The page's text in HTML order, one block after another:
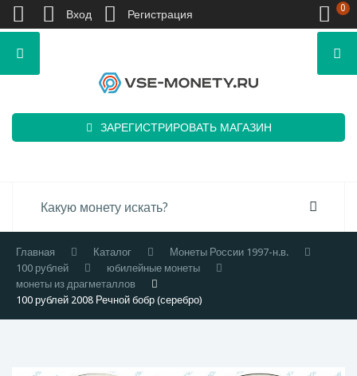
ЗАРЕГИСТРИРОВАТЬ МАГАЗИН
Главная Каталог
Монеты России 1997-н.в.
100 рублей
юбилейные монеты
монеты из драгметаллов
100 рублей 2008 Речной бобр (серебро)
Вход Регистрация 0